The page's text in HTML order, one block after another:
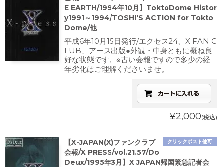
E EARTH/1994年10月】ToktoDome Histor
y1991～1994/TOSHI'S ACTION for Tokto
Dome/他
平成6年10月15日発行/エクセス24、X FAN C
LUB、アース出版●外観・中身ともに概ね良
好な状態です。※古い会報ですので多少の経
年劣化はご理解くださいませ。
¥2,000(税込)
クリックポスト他可
【X-JAPAN(X)ファンクラブ
会報/X PRESS/vol.21.57/Do
Deux/1995年3月】X JAPAN帰国緊急記者会